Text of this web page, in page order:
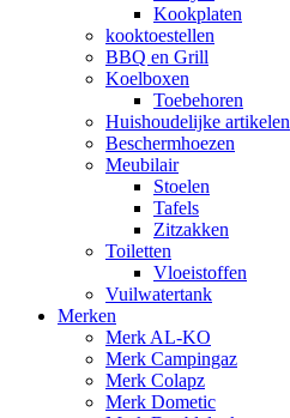
Kookplaten
kooktoestellen
BBQ en Grill
Koelboxen
Toebehoren
Huishoudelijke artikelen
Beschermhoezen
Meubilair
Stoelen
Tafels
Zitzakken
Toiletten
Vloeistoffen
Vuilwatertank
Merken
Merk AL-KO
Merk Campingaz
Merk Colapz
Merk Dometic